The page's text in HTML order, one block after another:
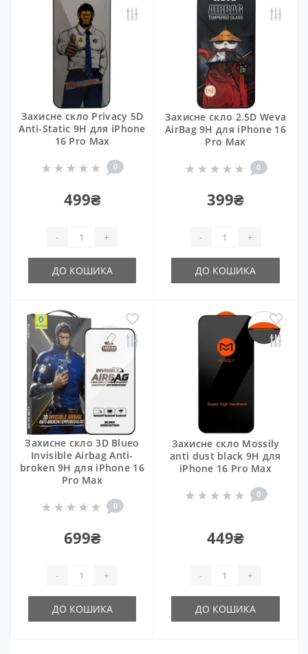
Захисне скло Privacy 5D
Anti-Static 9H для iPhone
16 Pro Max
0
499₴
- +
ДО КОШИКА
Захисне скло 2.5D Weva
AirBag 9H для iPhone 16
Pro Max
0
399₴
- +
ДО КОШИКА
Захисне скло 3D Blueo
Invisible Airbag Anti-
broken 9H для iPhone 16
Pro Max
0
699₴
- +
ДО КОШИКА
Захисне скло Mossily
anti dust black 9H для
iPhone 16 Pro Max
0
449₴
- +
ДО КОШИКА